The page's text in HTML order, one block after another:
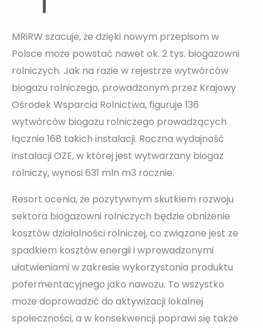
MRiRW szacuje, że dzięki nowym przepisom w
Polsce może powstać nawet ok. 2 tys. biogazowni
rolniczych. Jak na razie w rejestrze wytwórców
biogazu rolniczego, prowadzonym przez Krajowy
Ośrodek Wsparcia Rolnictwa, figuruje 136
wytwórców biogazu rolniczego prowadzących
łącznie 168 takich instalacji. Roczna wydajność
instalacji OZE, w której jest wytwarzany biogaz
rolniczy, wynosi 631 mln m3 rocznie.
Resort ocenia, że pozytywnym skutkiem rozwoju
sektora biogazowni rolniczych będzie obniżenie
kosztów działalności rolniczej, co związane jest ze
spadkiem kosztów energii i wprowadzonymi
ułatwieniami w zakresie wykorzystania produktu
pofermentacyjnego jako nawozu. To wszystko
może doprowadzić do aktywizacji lokalnej
społeczności, a w konsekwencji poprawi się także